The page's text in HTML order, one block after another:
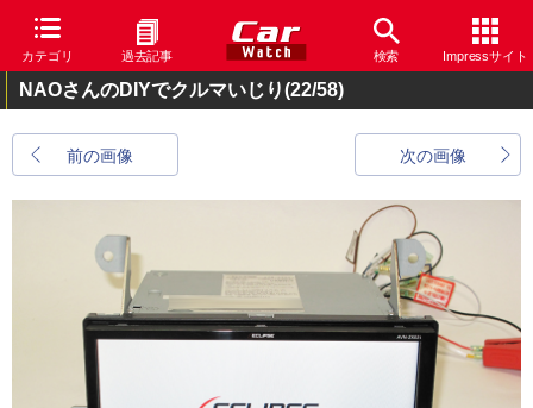
カテゴリ 過去記事 検索 Impressサイト
NAOさんのDIYでクルマいじり(22/58)
前の画像 次の画像